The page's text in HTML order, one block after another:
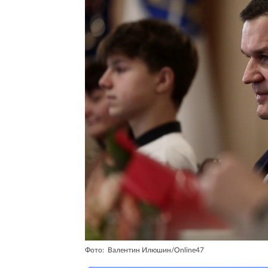
Фото: Валентин Илюшин/Online47